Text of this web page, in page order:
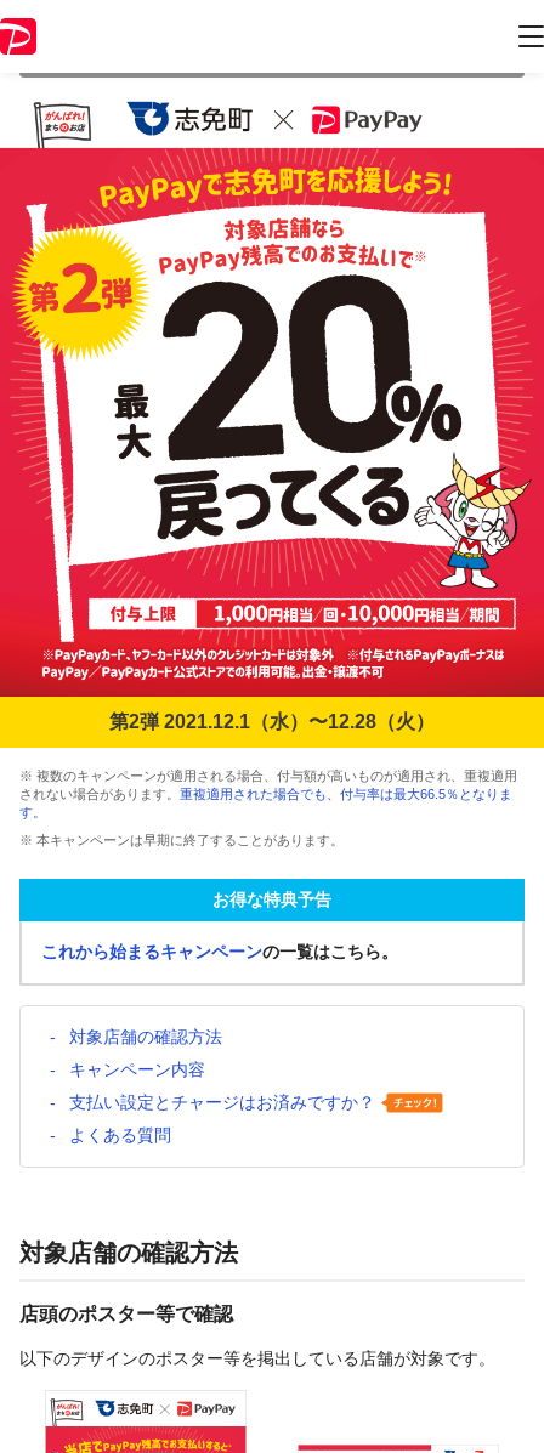
の情報はキャンペーン終了時点のものになります。
第2弾 2021.12.1（水）〜12.28（火）
※ 複数のキャンペーンが適用される場合、付与額が高いものが適用され、重複適用
されない場合があります。 重複適用された場合でも、付与率は最大66.5％となりま
す。
※ 本キャンペーンは早期に終了することがあります。
お得な特典予告
これから始まるキャンペーンの一覧はこちら。
対象店舗の確認方法
キャンペーン内容
支払い設定とチャージはお済みですか？
よくある質問
対象店舗の確認方法
店頭のポスター等で確認
以下のデザインのポスター等を掲出している店舗が対象です。